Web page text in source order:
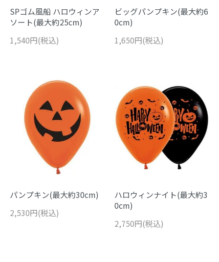
SPゴム風船 ハロウィンア
ソート(最大約25cm)
1,540円(税込)
ビッグパンプキン(最大約6
0cm)
1,650円(税込)
パンプキン(最大約30cm)
2,530円(税込)
ハロウィンナイト(最大約3
0cm)
2,750円(税込)